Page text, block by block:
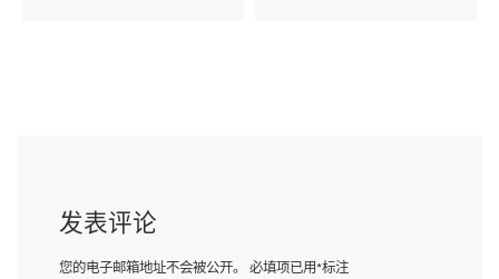
发表评论
您的电子邮箱地址不会被公开。 必填项已用*标注